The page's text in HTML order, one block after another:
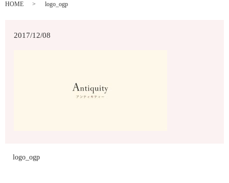
HOME logo_ogp
2017/12/08
logo_ogp